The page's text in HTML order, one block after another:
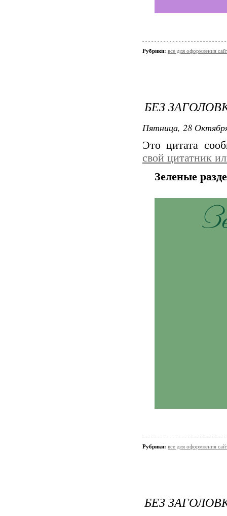
Рубрики: все для оформления
БЕЗ
Пятница, 28
Это цитата
свой цитатник
Зеленые
Рубрики: все для оформления
БЕЗ